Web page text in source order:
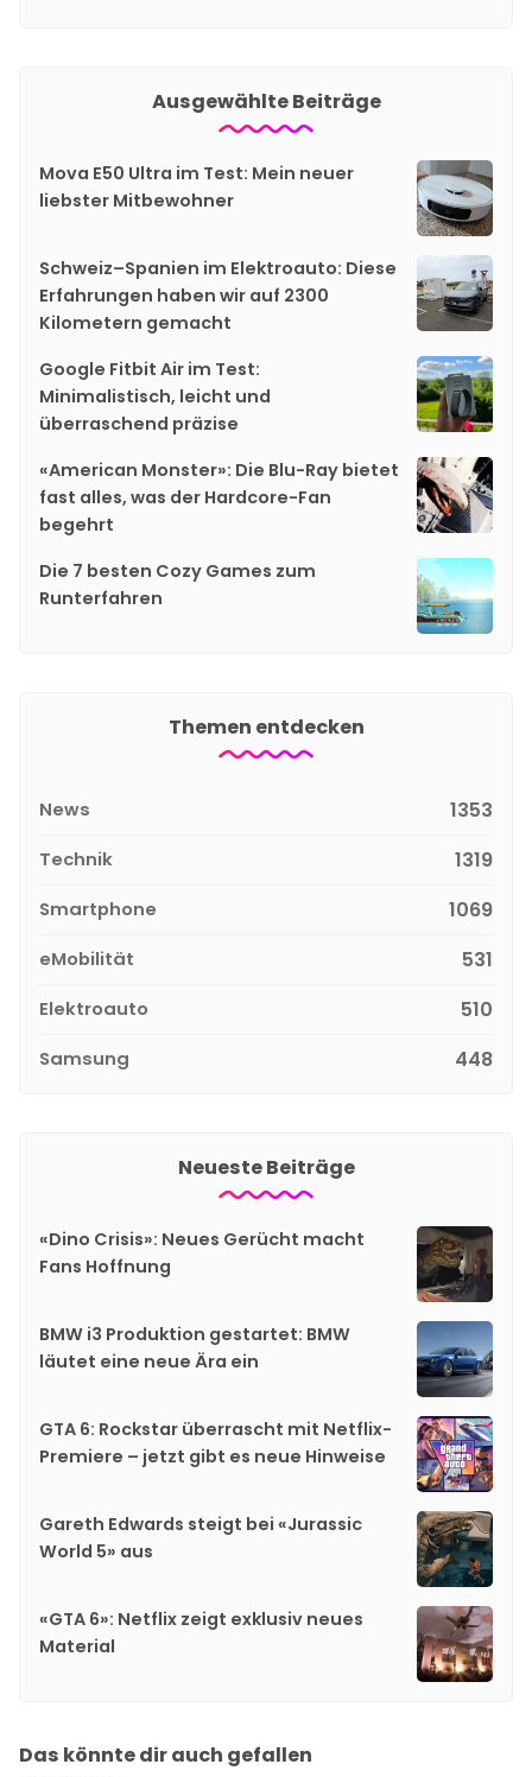
Ausgewählte Beiträge
Mova E50 Ultra im Test: Mein neuer
liebster Mitbewohner
Schweiz–Spanien im Elektroauto: Diese
Erfahrungen haben wir auf 2300
Kilometern gemacht
Google Fitbit Air im Test:
Minimalistisch, leicht und
überraschend präzise
«American Monster»: Die Blu-Ray bietet
fast alles, was der Hardcore-Fan
begehrt
Die 7 besten Cozy Games zum
Runterfahren
Themen entdecken
News 1353
Technik 1319
Smartphone 1069
eMobilität 531
Elektroauto 510
Samsung 448
Neueste Beiträge
«Dino Crisis»: Neues Gerücht macht
Fans Hoffnung
BMW i3 Produktion gestartet: BMW
läutet eine neue Ära ein
GTA 6: Rockstar überrascht mit Netflix-
Premiere – jetzt gibt es neue Hinweise
Gareth Edwards steigt bei «Jurassic
World 5» aus
«GTA 6»: Netflix zeigt exklusiv neues
Material
Das könnte dir auch gefallen